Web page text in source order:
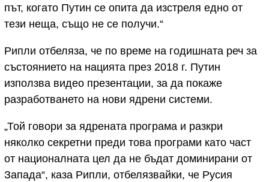
път, когато Путин се опита да изстреля едно от
тези неща, също не се получи.“
Рипли отбеляза, че по време на годишната реч за
състоянието на нацията през 2018 г. Путин
използва видео презентации, за да покаже
разработването на нови ядрени системи.
„Той говори за ядрената програма и разкри
няколко секретни преди това програми като част
от националната цел да не бъдат доминирани от
Запада“, каза Рипли, отбелязвайки, че Русия